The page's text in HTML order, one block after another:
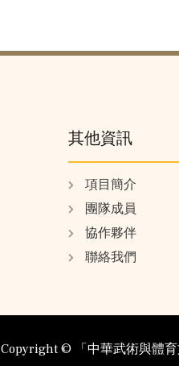
其他資訊
項目簡介
團隊成員
協作夥伴
聯絡我們
Copyright ©️ 「中華武術與體育